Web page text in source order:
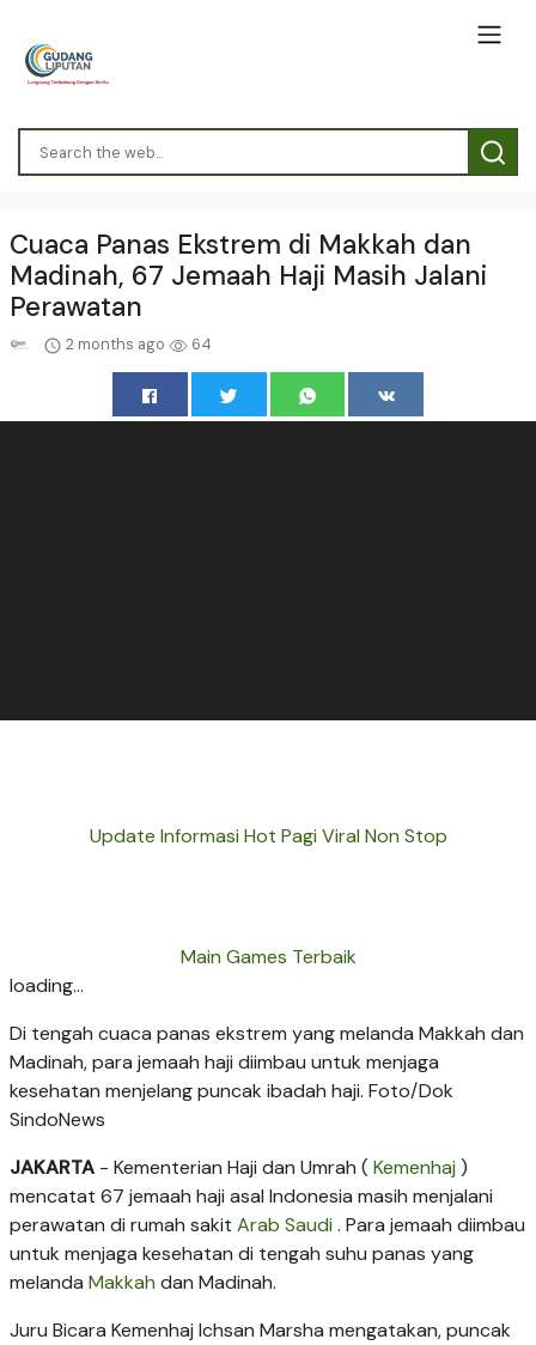
Cuaca Panas Ekstrem di Makkah dan
Madinah, 67 Jemaah Haji Masih Jalani
Perawatan
2 months ago 64
Update Informasi Hot Pagi Viral Non Stop
Main Games Terbaik
loading...
Di tengah cuaca panas ekstrem yang melanda Makkah dan
Madinah, para jemaah haji diimbau untuk menjaga
kesehatan menjelang puncak ibadah haji. Foto/Dok
SindoNews
JAKARTA - Kementerian Haji dan Umrah (Kemenhaj )
mencatat 67 jemaah haji asal Indonesia masih menjalani
perawatan di rumah sakit Arab Saudi . Para jemaah diimbau
untuk menjaga kesehatan di tengah suhu panas yang
melanda Makkah dan Madinah.
Juru Bicara Kemenhaj Ichsan Marsha mengatakan, puncak